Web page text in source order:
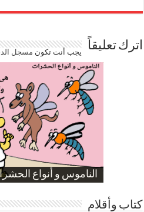
اترك تعليقاً يجب أنت تكون مسجل
الناموس و أنواع
الموظفين بعد ارتفاع
ارتفاع نسبة الطلاق
صورة كاركاتيرية
صورة كاركاتيرية
كتاب وأقلام